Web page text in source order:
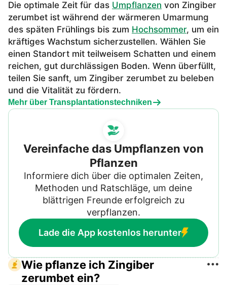
Die optimale Zeit für das Umpflanzen von Zingiber
zerumbet ist während der wärmeren Umarmung
des späten Frühlings bis zum Hochsommer, um ein
kräftiges Wachstum sicherzustellen. Wählen Sie
einen Standort mit teilweisem Schatten und einem
reichen, gut durchlässigen Boden. Wenn überfüllt,
teilen Sie sanft, um Zingiber zerumbet zu beleben
und die Vitalität zu fördern.
Mehr über Transplantationstechniken
Vereinfache das Umpflanzen von
Pflanzen
Informiere dich über die optimalen Zeiten,
Methoden und Ratschläge, um deine
blättrigen Freunde erfolgreich zu
verpflanzen.
Lade die App kostenlos herunter
Wie pflanze ich Zingiber
zerumbet ein?